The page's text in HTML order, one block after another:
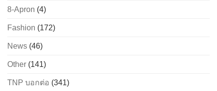
8-Apron (4)
Fashion (172)
News (46)
Other (141)
TNP บอกต่อ (341)